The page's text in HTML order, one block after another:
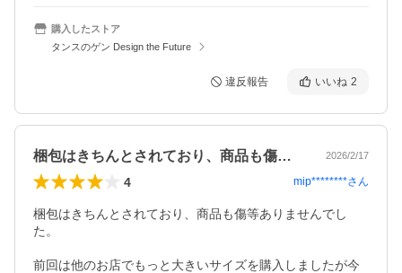
購入したストア
タンスのゲン Design the Future
違反報告 いいね 2
梱包はきちんとされており、商品も傷等あ… 2026/2/17
4 mip********さん
梱包はきちんとされており、商品も傷等ありませんでし
た。
前回は他のお店でもっと大きいサイズを購入しましたが今